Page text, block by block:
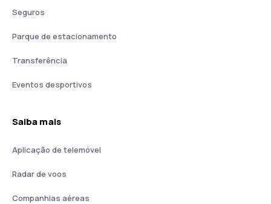
Seguros
Parque de estacionamento
Transferência
Eventos desportivos
Saiba mais
Aplicação de telemóvel
Radar de voos
Companhias aéreas